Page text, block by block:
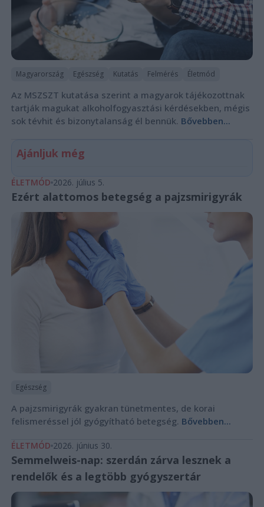
Magyarország Egészség Kutatás Felmérés Életmód
Az MSZSZT kutatása szerint a magyarok tájékozottnak
tartják magukat alkoholfogyasztási kérdésekben, mégis
sok tévhit és bizonytalanság él bennük. Bővebben...
Ajánljuk még
ÉLETMÓD 2026. július 5.
Ezért alattomos betegség a pajzsmirigyrák
Egészség
A pajzsmirigyrák gyakran tünetmentes, de korai
felismeréssel jól gyógyítható betegség. Bővebben...
ÉLETMÓD 2026. június 30.
Semmelweis-nap: szerdán zárva lesznek a
rendelők és a legtöbb gyógyszertár